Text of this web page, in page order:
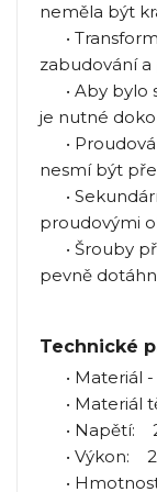
neměla být
•
zabudování
• Aby bylo
je nutné
• Proudová
nesmí být
•
proudovými
• Šrouby
pevně
Technické
• Materiál -
• Materiál
• Napětí:
• Výkon:
•